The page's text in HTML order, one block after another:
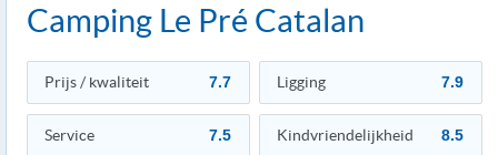
Camping Le Pré Catalan
Prijs / kwaliteit 7.7 Ligging 7.9
Service 7.5 Kindvriendelijkheid 8.5